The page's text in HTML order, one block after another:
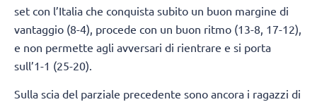
set con l’Italia che conquista subito un buon margine di
vantaggio (8-4), procede con un buon ritmo (13-8, 17-12),
e non permette agli avversari di rientrare e si porta
sull’1-1 (25-20).
Sulla scia del parziale precedente sono ancora i ragazzi di